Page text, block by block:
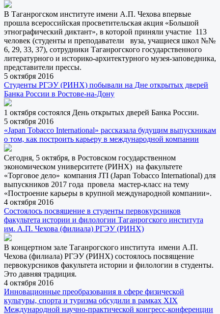
В Таганрогском институте имени А.П. Чехова впервые
прошла всероссийская просветительская акция «Большой
этнографический диктант», в которой приняли участие 113
человек (студенты и преподаватели вуза, учащиеся школ №№
6, 29, 33, 37), сотрудники Таганрогского государственного
литературного и историко-архитектурного музея-заповедника,
представители прессы.
5 октября 2016
Студенты РГЭУ (РИНХ) побывали на Дне открытых дверей
Банка России в Ростове-на-Дону
1 октября состоялся День открытых дверей Банка России.
5 октября 2016
«Japan Tobacco International» рассказала будущим выпускникам
о том, как построить карьеру в международной компании
Сегодня, 5 октября, в Ростовском государственном
экономическом университете (РИНХ) на факультете
«Торговое дело» компания JTI (Japan Tobacco International) для
выпускников 2017 года провела мастер-класс на тему
«Построение карьеры в крупной международной компании».
4 октября 2016
Состоялось посвящение в студенты первокурсников
факультета истории и филологии Таганрогского института
им. А.П. Чехова (филиала) РГЭУ (РИНХ)
В концертном зале Таганрогского института имени А.П.
Чехова (филиала) РГЭУ (РИНХ) состоялось посвящение
первокурсников факультета истории и филологии в студенты.
Это давняя традиция.
4 октября 2016
Инновационные преобразования в сфере физической
культуры, спорта и туризма обсудили в рамках XIX
Международной научно-практической конгресс-конференции